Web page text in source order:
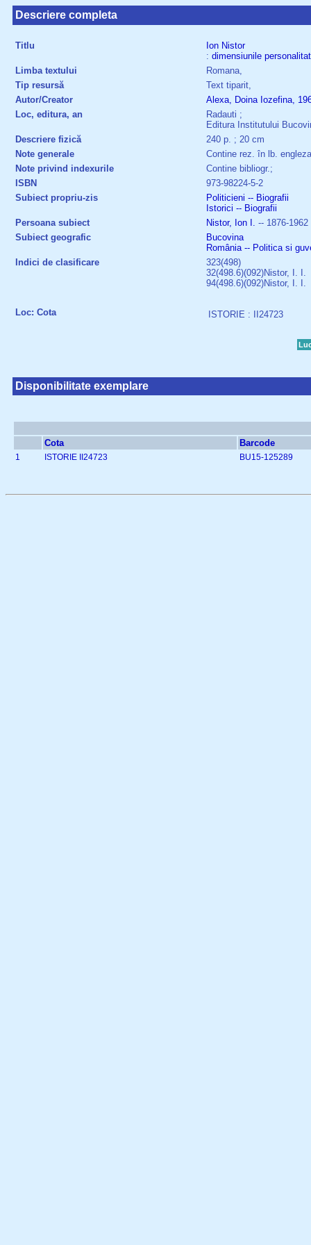
Descriere completa
Titlu Ion Nistor
: dimensiunile
Limba textului
Romana,
Tip resursă
Text tiparit,
Autor/Creator
Alexa, Doina Iozefina,
Loc, editura, an
Radauti ;
Editura Institutului
Descriere fizică
240 p. ; 20 cm
Note generale
Contine rez. în lb.
Note privind indexurile
Contine bibliogr.;
ISBN
973-98224-5-2
Subiect propriu-zis
Politicieni -- Biografii
Istorici -- Biografii
Persoana subiect
Nistor, Ion I. -- 1876-1962
Subiect geografic
Bucovina
România -- Politica si
Indici de clasificare
323(498)
32(498.6)(092)Nistor, I. I.
94(498.6)(092)Nistor, I. I.
Loc: Cota ISTORIE : II24723
Disponibilitate exemplare
Cota Barcode
1 ISTORIE II24723 BU15-125289